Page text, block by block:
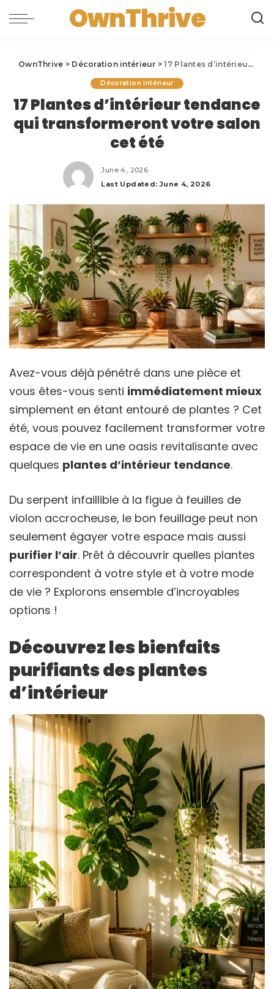
OwnThrive
OwnThrive > Décoration intérieur >17 Plantes d’intérieur tendance qui transformeront votre salon cet été
Décoration intérieur
17 Plantes d’intérieur tendance
qui transformeront votre salon
cet été
June 4, 2026
Last Updated: June 4, 2026
Avez-vous déjà pénétré dans une pièce et
vous êtes-vous senti immédiatement mieux
simplement en étant entouré de plantes ? Cet
été, vous pouvez facilement transformer votre
espace de vie en une oasis revitalisante avec
quelques plantes d’intérieur tendance.
Du serpent infaillible à la figue à feuilles de
violon accrocheuse, le bon feuillage peut non
seulement égayer votre espace mais aussi
purifier l’air. Prêt à découvrir quelles plantes
correspondent à votre style et à votre mode
de vie ? Explorons ensemble d’incroyables
options !
Découvrez les bienfaits
purifiants des plantes
d’intérieur